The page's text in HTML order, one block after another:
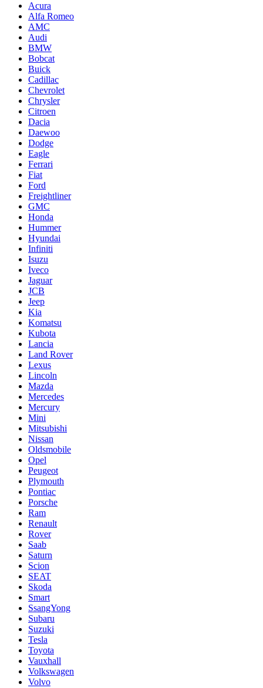
Acura
Alfa Romeo
AMC
Audi
BMW
Bobcat
Buick
Cadillac
Chevrolet
Chrysler
Citroen
Dacia
Daewoo
Dodge
Eagle
Ferrari
Fiat
Ford
Freightliner
GMC
Honda
Hummer
Hyundai
Infiniti
Isuzu
Iveco
Jaguar
JCB
Jeep
Kia
Komatsu
Kubota
Lancia
Land Rover
Lexus
Lincoln
Mazda
Mercedes
Mercury
Mini
Mitsubishi
Nissan
Oldsmobile
Opel
Peugeot
Plymouth
Pontiac
Porsche
Ram
Renault
Rover
Saab
Saturn
Scion
SEAT
Skoda
Smart
SsangYong
Subaru
Suzuki
Tesla
Toyota
Vauxhall
Volkswagen
Volvo